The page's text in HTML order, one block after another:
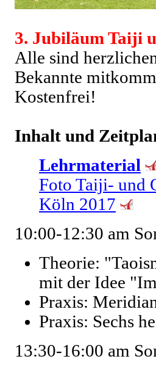
3. Jubiläum Taiji
Alle sind
Bekannte
Kostenfrei!
Inhalt und
Lehrmaterial
Foto Taiji- und
Köln 2017
10:00-12:30 am
Theorie:
mit der Idee
Praxis:
Praxis: Sechs
13:30-16:00 am